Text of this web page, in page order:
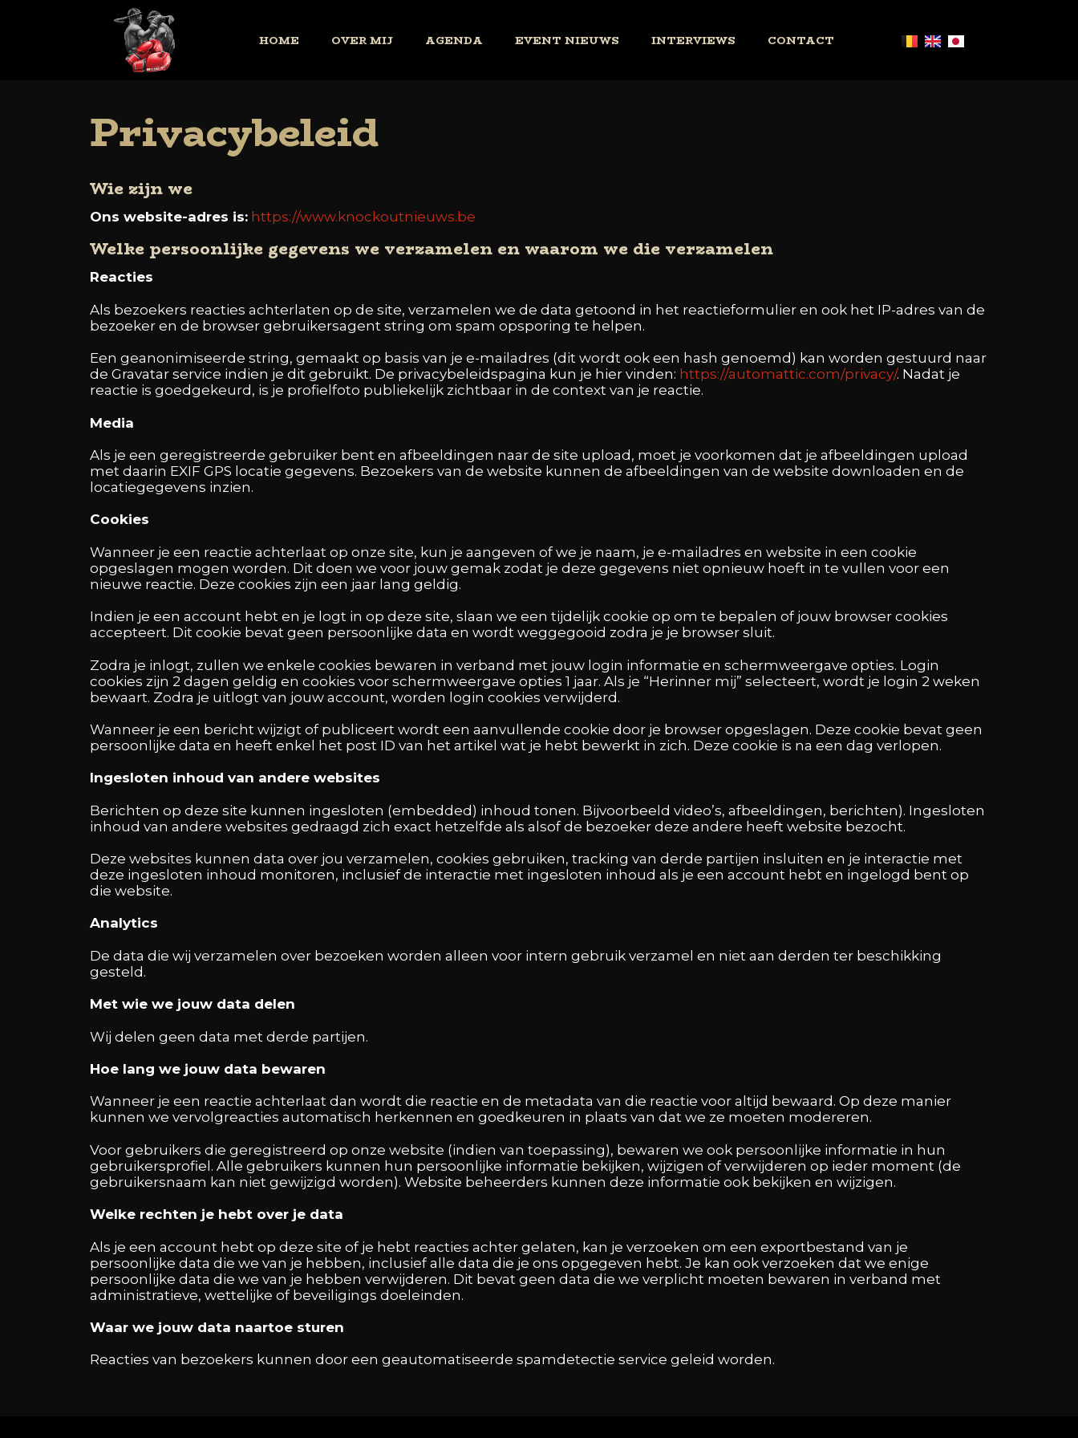
HOME OVER MIJ AGENDA EVENT NIEUWS INTERVIEWS CONTACT
Privacybeleid
Wie zijn we
Ons website-adres is: https://www.knockoutnieuws.be
Welke persoonlijke gegevens we verzamelen en waarom we die verzamelen
Reacties
Als bezoekers reacties achterlaten op de site, verzamelen we de data getoond in het reactieformulier en ook het IP-adres van de
bezoeker en de browser gebruikersagent string om spam opsporing te helpen.
Een geanonimiseerde string, gemaakt op basis van je e-mailadres (dit wordt ook een hash genoemd) kan worden gestuurd naar
de Gravatar service indien je dit gebruikt. De privacybeleidspagina kun je hier vinden: https://automattic.com/privacy/. Nadat je
reactie is goedgekeurd, is je profielfoto publiekelijk zichtbaar in de context van je reactie.
Media
Als je een geregistreerde gebruiker bent en afbeeldingen naar de site upload, moet je voorkomen dat je afbeeldingen upload
met daarin EXIF GPS locatie gegevens. Bezoekers van de website kunnen de afbeeldingen van de website downloaden en de
locatiegegevens inzien.
Cookies
Wanneer je een reactie achterlaat op onze site, kun je aangeven of we je naam, je e-mailadres en website in een cookie
opgeslagen mogen worden. Dit doen we voor jouw gemak zodat je deze gegevens niet opnieuw hoeft in te vullen voor een
nieuwe reactie. Deze cookies zijn een jaar lang geldig.
Indien je een account hebt en je logt in op deze site, slaan we een tijdelijk cookie op om te bepalen of jouw browser cookies
accepteert. Dit cookie bevat geen persoonlijke data en wordt weggegooid zodra je je browser sluit.
Zodra je inlogt, zullen we enkele cookies bewaren in verband met jouw login informatie en schermweergave opties. Login
cookies zijn 2 dagen geldig en cookies voor schermweergave opties 1 jaar. Als je “Herinner mij” selecteert, wordt je login 2 weken
bewaart. Zodra je uitlogt van jouw account, worden login cookies verwijderd.
Wanneer je een bericht wijzigt of publiceert wordt een aanvullende cookie door je browser opgeslagen. Deze cookie bevat geen
persoonlijke data en heeft enkel het post ID van het artikel wat je hebt bewerkt in zich. Deze cookie is na een dag verlopen.
Ingesloten inhoud van andere websites
Berichten op deze site kunnen ingesloten (embedded) inhoud tonen. Bijvoorbeeld video’s, afbeeldingen, berichten). Ingesloten
inhoud van andere websites gedraagd zich exact hetzelfde als alsof de bezoeker deze andere heeft website bezocht.
Deze websites kunnen data over jou verzamelen, cookies gebruiken, tracking van derde partijen insluiten en je interactie met
deze ingesloten inhoud monitoren, inclusief de interactie met ingesloten inhoud als je een account hebt en ingelogd bent op
die website.
Analytics
De data die wij verzamelen over bezoeken worden alleen voor intern gebruik verzamel en niet aan derden ter beschikking
gesteld.
Met wie we jouw data delen
Wij delen geen data met derde partijen.
Hoe lang we jouw data bewaren
Wanneer je een reactie achterlaat dan wordt die reactie en de metadata van die reactie voor altijd bewaard. Op deze manier
kunnen we vervolgreacties automatisch herkennen en goedkeuren in plaats van dat we ze moeten modereren.
Voor gebruikers die geregistreerd op onze website (indien van toepassing), bewaren we ook persoonlijke informatie in hun
gebruikersprofiel. Alle gebruikers kunnen hun persoonlijke informatie bekijken, wijzigen of verwijderen op ieder moment (de
gebruikersnaam kan niet gewijzigd worden). Website beheerders kunnen deze informatie ook bekijken en wijzigen.
Welke rechten je hebt over je data
Als je een account hebt op deze site of je hebt reacties achter gelaten, kan je verzoeken om een exportbestand van je
persoonlijke data die we van je hebben, inclusief alle data die je ons opgegeven hebt. Je kan ook verzoeken dat we enige
persoonlijke data die we van je hebben verwijderen. Dit bevat geen data die we verplicht moeten bewaren in verband met
administratieve, wettelijke of beveiligings doeleinden.
Waar we jouw data naartoe sturen
Reacties van bezoekers kunnen door een geautomatiseerde spamdetectie service geleid worden.